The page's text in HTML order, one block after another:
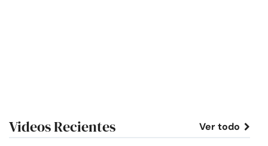
Videos Recientes Ver todo